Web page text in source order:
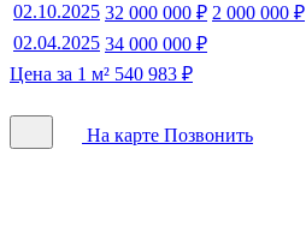
02.10.2025 32 000 000 ₽ 2 000 000 ₽
02.04.2025 34 000 000 ₽
Цена за 1 м² 540 983 ₽
На карте Позвонить